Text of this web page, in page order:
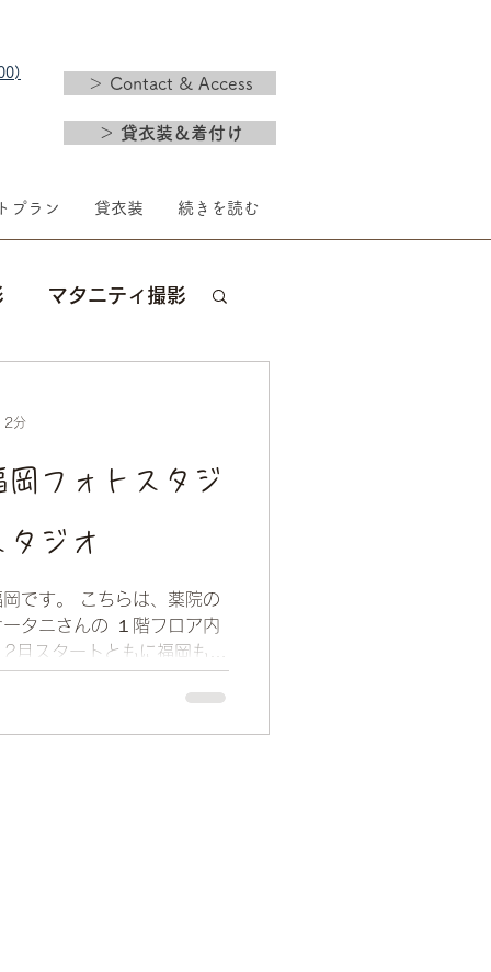
＞ Contact & Access
＞ 貸衣装＆着付け
プラン 貸衣装 続きを読む
マタニティ撮影
フォトスタジ
ジオ
です。 こちらは、薬院の
タニさんの １階フロア内
月スタートともに福岡も急
2分